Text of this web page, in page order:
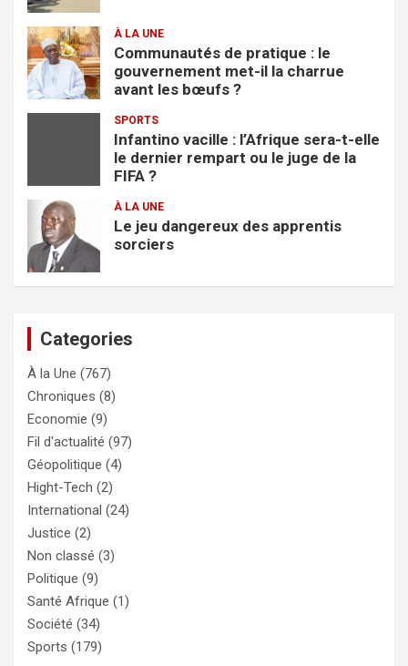
À LA UNE
Communautés de pratique : le
gouvernement met-il la charrue
avant les bœufs ?
SPORTS
Infantino vacille : l’Afrique sera-t-elle
le dernier rempart ou le juge de la
FIFA ?
À LA UNE
Le jeu dangereux des apprentis
sorciers
Categories
À la Une (767)
Chroniques (8)
Economie (9)
Fil d'actualité (97)
Géopolitique (4)
Hight-Tech (2)
International (24)
Justice (2)
Non classé (3)
Politique (9)
Santé Afrique (1)
Société (34)
Sports (179)